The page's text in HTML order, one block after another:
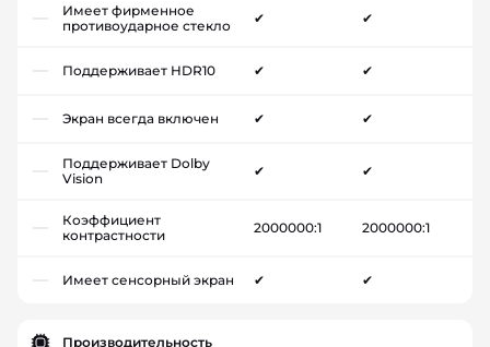
Имеет фирменное
противоударное стекло
✔ ✔
Поддерживает HDR10 ✔ ✔
Экран всегда включен ✔ ✔
Поддерживает Dolby
Vision
✔ ✔
Коэффициент
контрастности
2000000:1 2000000:1
Имеет сенсорный экран ✔ ✔
Производительность